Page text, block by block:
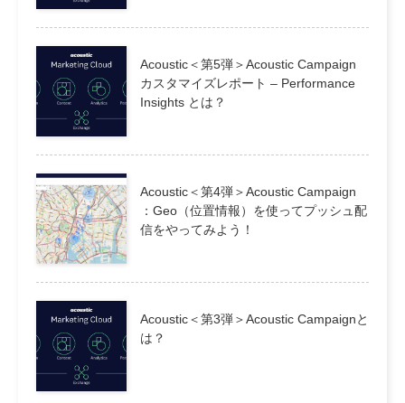
Acoustic＜第5弾＞Acoustic Campaign
カスタマイズレポート – Performance
Insights とは？
Acoustic＜第4弾＞Acoustic Campaign
：Geo（位置情報）を使ってプッシュ配
信をやってみよう！
Acoustic＜第3弾＞Acoustic Campaignと
は？